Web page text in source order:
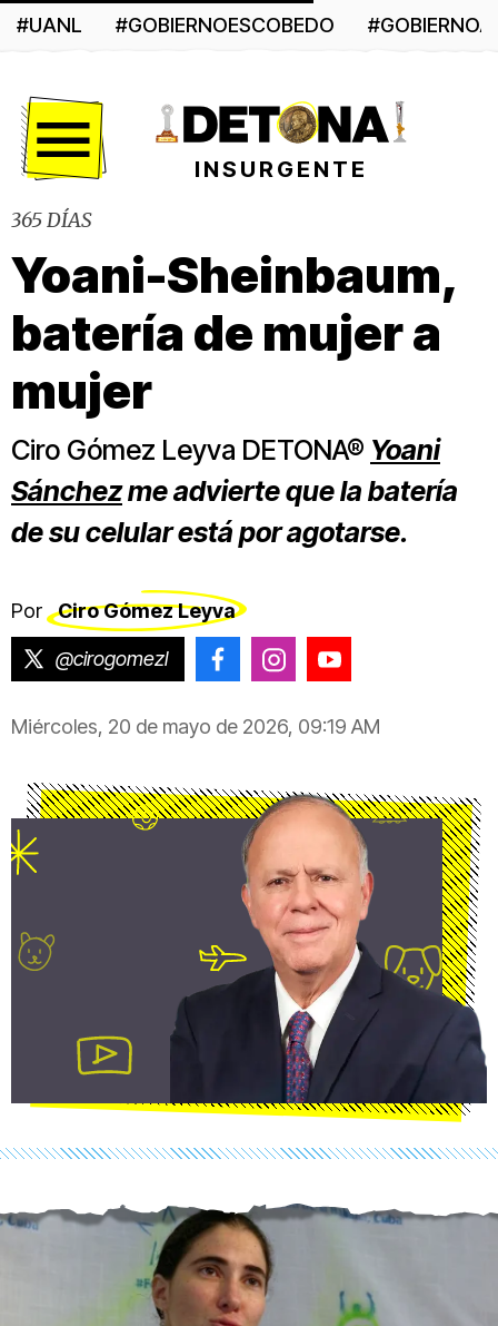
#UANL #GOBIERNOESCOBEDO
INSURGENTE
365 DÍAS
Yoani-Sheinbaum,
batería de mujer a
mujer
Ciro Gómez Leyva DETONA® Yoani
Sánchezme advierte que la batería
de su celular está por agotarse.
Por Ciro Gómez Leyva
@cirogomezl @CiroGomezLeyva
@cirogomezleyva
Miércoles, 20 de mayo de 2026, 09:19 AM